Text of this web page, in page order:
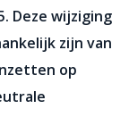
Deze wijziging
zijn van
op